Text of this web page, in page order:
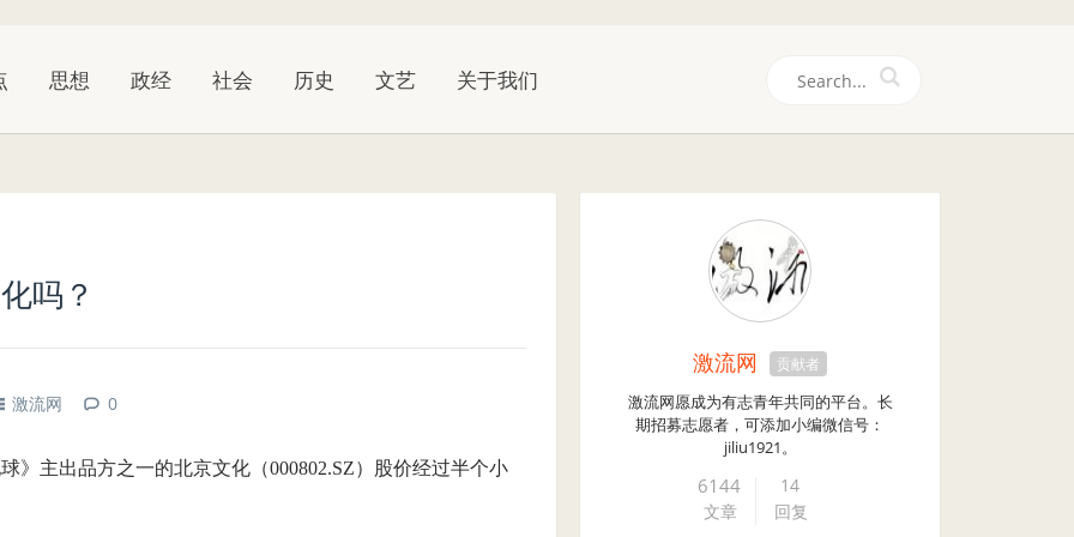
思想 政经 社会 历史 文艺 关于我们
吗？
激流网 0
》主出品方之一的北京文化（000802.SZ）股价经过半个小
激流网 贡献者
激流网愿成为有志青年共同的平台。长
期招募志愿者，可添加小编微信号：
jiliu1921。
6144
文章
14
回复